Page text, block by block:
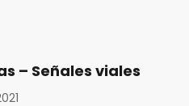
– Señales viales